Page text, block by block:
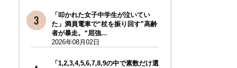
「叩かれた女子中学生が泣いてい
た」満員電車で“杖を振り回す”高齢
者が暴走。“屈強...
2026年08月02日
「1,2,3,4,5,6,7,8,9の中で素数だけ選